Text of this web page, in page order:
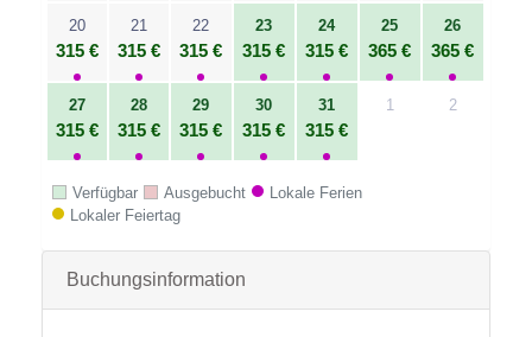
20
315 €
21
315 €
22
315 €
23
315 €
24
315 €
25
365 €
26
365 €
27
315 €
28
315 €
29
315 €
30
315 €
31
315 €
1 2
Verfügbar Ausgebucht
Lokale Ferien
Lokaler Feiertag
Buchungsinformation